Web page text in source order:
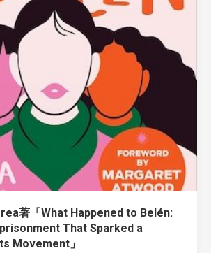
著「What Happened to Belén:
That Sparked a
Movement」